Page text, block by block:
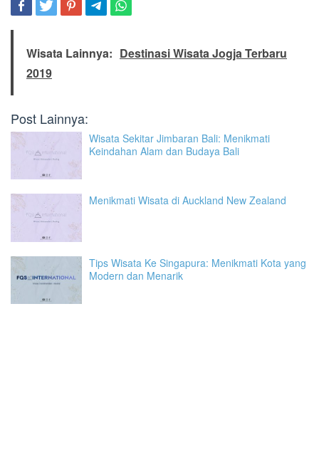
Wisata Lainnya: Destinasi Wisata Jogja Terbaru
2019
Post Lainnya:
Wisata Sekitar Jimbaran Bali: Menikmati
Keindahan Alam dan Budaya Bali
Menikmati Wisata di Auckland New Zealand
Tips Wisata Ke Singapura: Menikmati Kota yang
Modern dan Menarik